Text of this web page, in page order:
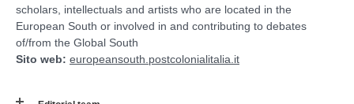
scholars, intellectuals and artists who are located in the
European South or involved in and contributing to debates
of/from the Global South
Sito web: europeansouth.postcolonialitalia.it